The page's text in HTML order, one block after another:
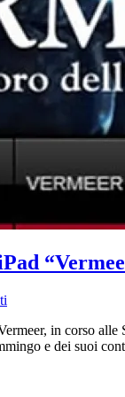
in corso
e dei suoi